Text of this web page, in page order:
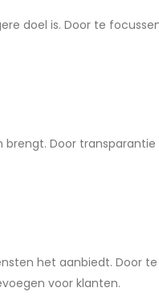
doel is. Door te
brengt. Door
het aanbiedt. Door
voor klanten.